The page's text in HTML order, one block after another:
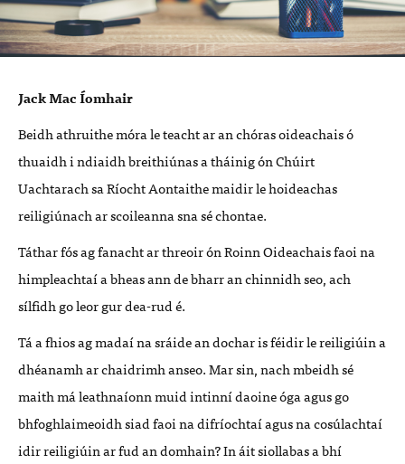
Jack Mac Íomhair
Beidh athruithe móra le teacht ar an chóras oideachais ó
thuaidh i ndiaidh breithiúnas a tháinig ón Chúirt
Uachtarach sa Ríocht Aontaithe maidir le hoideachas
reiligiúnach ar scoileanna sna sé chontae.
Táthar fós ag fanacht ar threoir ón Roinn Oideachais faoi na
himpleachtaí a bheas ann de bharr an chinnidh seo, ach
sílfidh go leor gur dea-rud é.
Tá a fhios ag madaí na sráide an dochar is féidir le reiligiúin a
dhéanamh ar chaidrimh anseo. Mar sin, nach mbeidh sé
maith má leathnaíonn muid intinní daoine óga agus go
bhfoghlaimeoidh siad faoi na difríochtaí agus na cosúlachtaí
idir reiligiúin ar fud an domhain? In áit siollabas a bhí